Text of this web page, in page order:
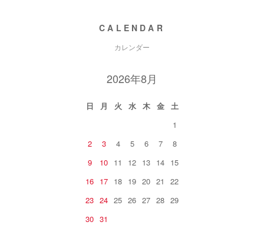
CALENDAR
カレンダー
2026年8月
日 月 火 水 木 金
土
1
2
3 4 5 6 7
8
9
10 11 12 13 14 15
16 17 18 19 20 21
22
23 24 25 26 27 28 29
30 31